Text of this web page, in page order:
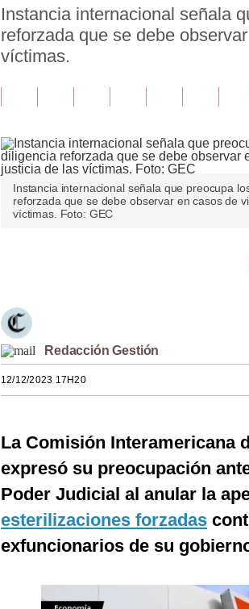
Instancia internacional señala
reforzada que se debe
víctimas.
Instancia internacional señala que preocupa
reforzada que se debe observar en casos de
víctimas. Foto: GEC
Redacción Gestión
12/12/2023 17H20
La Comisión Interamericana
expresó su preocupación
Poder Judicial al anular la
esterilizaciones forzadas
exfuncionarios de su